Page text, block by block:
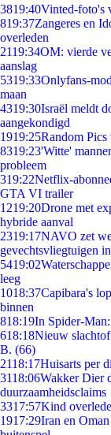
3819:40Vinted-foto's
819:37Zangeres en
overleden
2119:34OM: vierde
aanslag
5319:33Onlyfans-
maan
4319:30Israël meldt
aangekondigd
1919:25Random
8319:23'Witte'
probleem
319:22Netflix-
GTA VI trailer
1219:20Drone met
hybride aanval
2319:17NAVO zet
gevechtsvliegtuigen in
5419:02
leeg
1018:37Capibara's
binnen
818:19In Spider-
618:18Nieuw
B. (66)
2118:17Huisarts per
3118:06Wakker Dier
duurzaamheidsclaims
3317:57Kind
1917:29Iran en